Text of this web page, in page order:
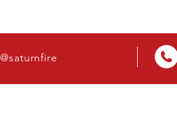
@saturnfire